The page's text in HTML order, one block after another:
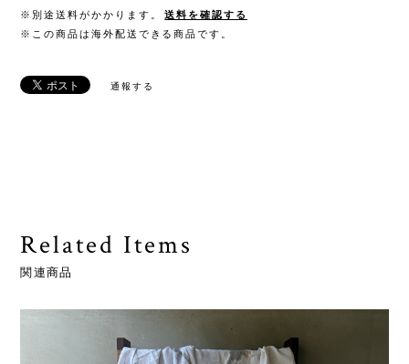
※別途送料がかかります。
送料を確認する
※この商品は海外配送できる商品です。
通報する
Related Items
関連商品